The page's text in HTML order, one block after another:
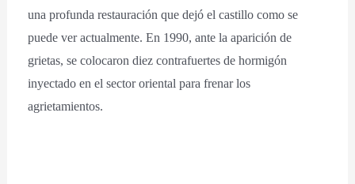
una profunda restauración que dejó el castillo como se
puede ver actualmente. En 1990, ante la aparición de
grietas, se colocaron diez contrafuertes de hormigón
inyectado en el sector oriental para frenar los
agrietamientos.